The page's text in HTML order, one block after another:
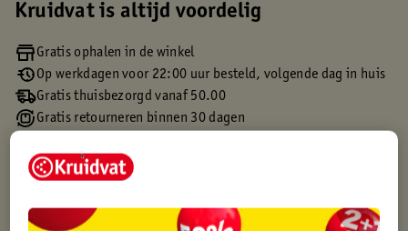
Kruidvat is altijd voordelig
Gratis ophalen in de winkel
Op werkdagen voor 22:00 uur besteld, volgende dag in huis
Gratis thuisbezorgd vanaf 50.00
Gratis retourneren binnen 30 dagen